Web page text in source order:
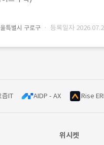
특별시 구로구 · 등록일자
즘IT AIDP - AX Rise
위시켓